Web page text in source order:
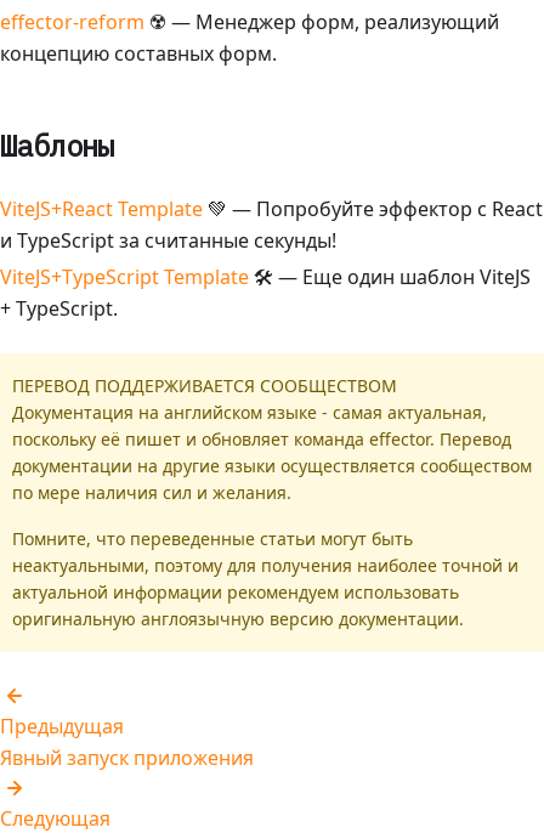
effector-reform ☢️️ — Менеджер форм, реализующий
концепцию составных форм.
Шаблоны
ViteJS+React Template 💚 — Попробуйте эффектор с React
и TypeScript за считанные секунды!
ViteJS+TypeScript Template🛠 — Еще один шаблон ViteJS
+ TypeScript.
ПЕРЕВОД ПОДДЕРЖИВАЕТСЯ СООБЩЕСТВОМ
Документация на английском языке - самая актуальная,
поскольку её пишет и обновляет команда effector. Перевод
документации на другие языки осуществляется сообществом
по мере наличия сил и желания.
Помните, что переведенные статьи могут быть
неактуальными, поэтому для получения наиболее точной и
актуальной информации рекомендуем использовать
оригинальную англоязычную версию документации.
Предыдущая
Явный запуск приложения
Следующая